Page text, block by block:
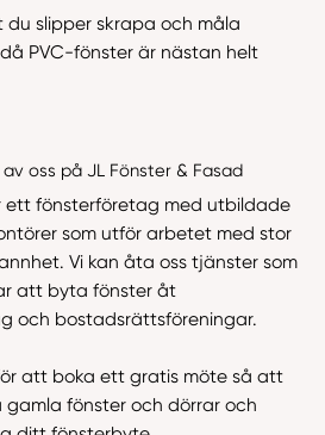
du slipper skrapa och måla
PVC-fönster är nästan helt
oss på JL Fönster & Fasad
ett fönsterföretag med utbildade
som utför arbetet med stor
Vi kan åta oss tjänster som
att byta fönster åt
och bostadsrättsföreningar.
att boka ett gratis möte så att
gamla fönster och dörrar och